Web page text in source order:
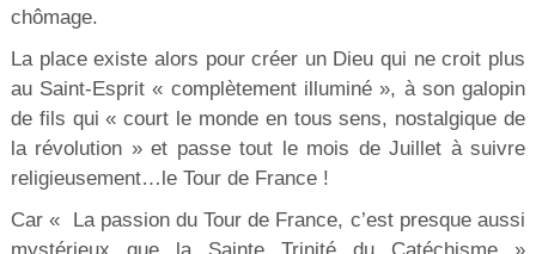
chômage.
La place existe alors pour créer un Dieu qui ne croit plus
au Saint-Esprit « complètement illuminé », à son galopin
de fils qui « court le monde en tous sens, nostalgique de
la révolution » et passe tout le mois de Juillet à suivre
religieusement…le Tour de France !
Car « La passion du Tour de France, c’est presque aussi